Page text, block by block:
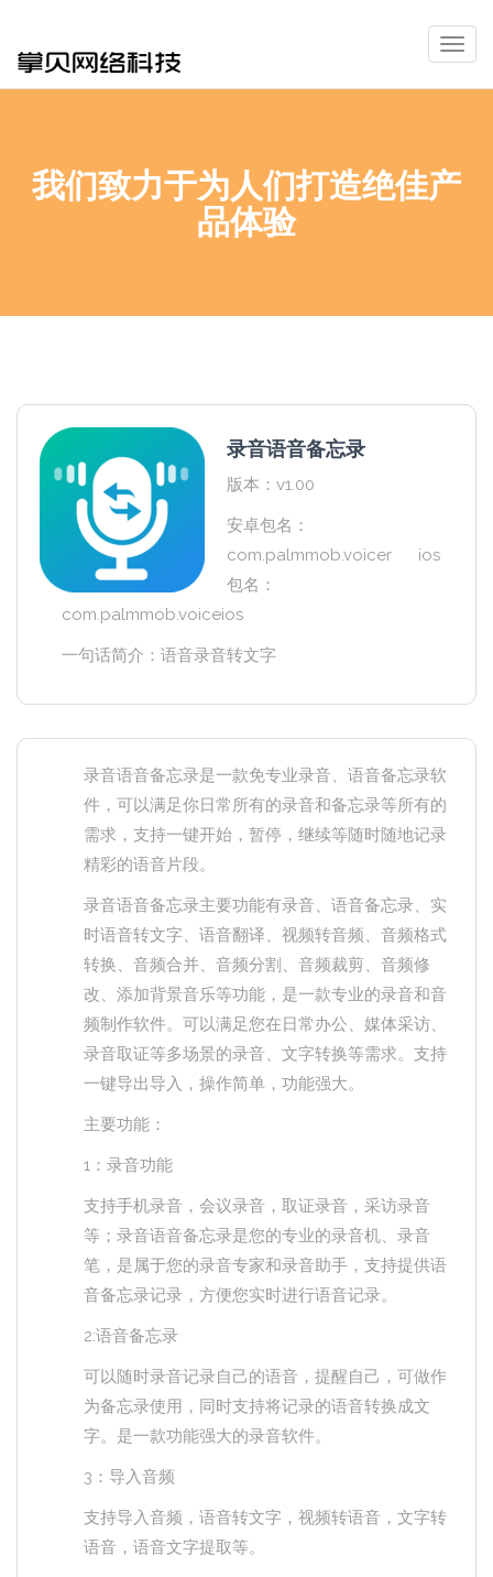
我们致力于为人们打造绝佳产
品体验
录音语音备忘录
版本：v1.00
安卓包名：
com.palmmob.voicer ios
包名：
com.palmmob.voiceios
一句话简介：语音录音转文字
录音语音备忘录是一款免专业录音、语音备忘录软
件，可以满足你日常所有的录音和备忘录等所有的
需求，支持一键开始，暂停，继续等随时随地记录
精彩的语音片段。
录音语音备忘录主要功能有录音、语音备忘录、实
时语音转文字、语音翻译、视频转音频、音频格式
转换、音频合并、音频分割、音频裁剪、音频修
改、添加背景音乐等功能，是一款专业的录音和音
频制作软件。可以满足您在日常办公、媒体采访、
录音取证等多场景的录音、文字转换等需求。支持
一键导出导入，操作简单，功能强大。
主要功能：
1：录音功能
支持手机录音，会议录音，取证录音，采访录音
等；录音语音备忘录是您的专业的录音机、录音
笔，是属于您的录音专家和录音助手，支持提供语
音备忘录记录，方便您实时进行语音记录。
2:语音备忘录
可以随时录音记录自己的语音，提醒自己，可做作
为备忘录使用，同时支持将记录的语音转换成文
字。是一款功能强大的录音软件。
3：导入音频
支持导入音频，语音转文字，视频转语音，文字转
语音，语音文字提取等。